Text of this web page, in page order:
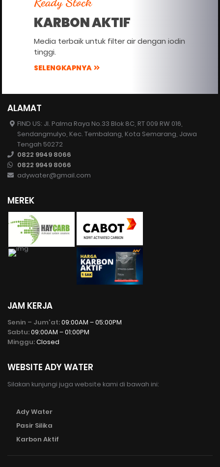
KARBON AKTIF
Media terbaik untuk filter air dengan iodin
tinggi.
SELENGKAPNYA
ALAMAT
FIND US: Jl. Palma Raya No.33 Blok 8C, RT 009 RW 016,
Sendangmulyo, Kec. Tembalang, Kota Semarang, Jawa
Tengah 50272
0822 9949 8066
0822 9949 8066
adywater@gmail.com
MEREK
JAM KERJA
Senin – Jum'at:09:00AM – 05:00PM
Sabtu:09:00AM – 01:00PM
Minggu:Closed
WEBSITE ADY WATER
Silakan kunjungi juga website kami di bawah ini:
Ady Water
Pasir Silika
Karbon Aktif